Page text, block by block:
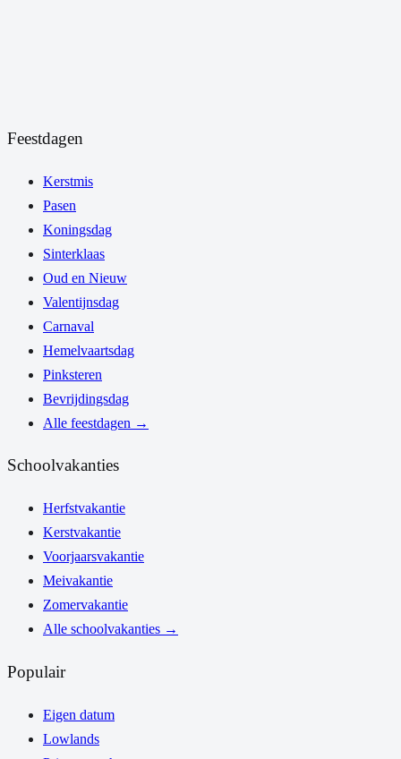
Feestdagen
Kerstmis
Pasen
Koningsdag
Sinterklaas
Oud en Nieuw
Valentijnsdag
Carnaval
Hemelvaartsdag
Pinksteren
Bevrijdingsdag
Alle feestdagen →
Schoolvakanties
Herfstvakantie
Kerstvakantie
Voorjaarsvakantie
Meivakantie
Zomervakantie
Alle schoolvakanties →
Populair
Eigen datum
Lowlands